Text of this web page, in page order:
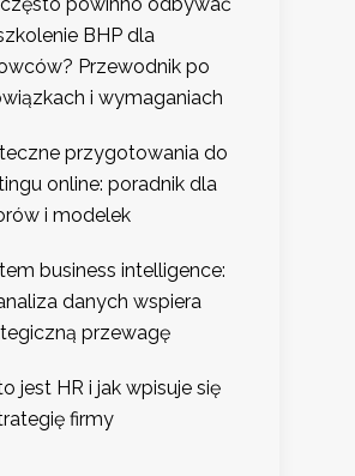
powinno odbywać
BHP dla
Przewodnik po
i wymaganiach
przygotowania do
online: poradnik dla
i modelek
business intelligence:
danych wspiera
przewagę
jest HR i jak wpisuje się
firmy